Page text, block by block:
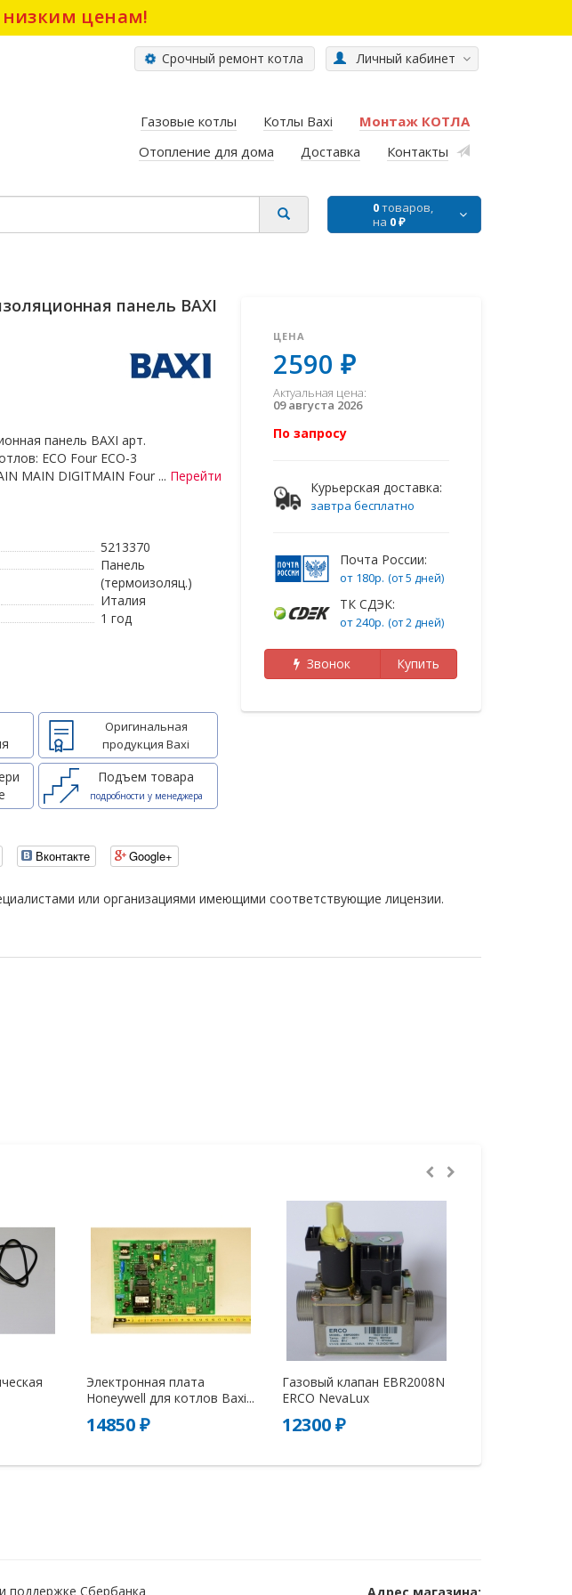
ценам!
Личный кабинет
Срочный ремонт котла
Газовые котлы Котлы Baxi
Монтаж КОТЛА
Отопление для дома
Доставка Контакты
0товаров,
на 0 ₽
панель BAXI
панель BAXI арт.
ECO Four ECO-3
MAIN DIGITMAIN Four ... Перейти
5213370
Панель
(термоизоляц.)
Италия
1 год
Оригинальная
продукция Baxi
Подъем товара
подробности у менеджера
Вконтакте Google+
ЦЕНА
2590 ₽
Актуальная цена:
09 августа 2026
По запросу
Курьерская доставка:
завтра бесплатно
Почта России:
от 180р. (от 5 дней)
ТК СДЭК:
от 240р. (от 2 дней)
Звонок Купить
или организациями имеющими соответствующие лицензии.
Электронная плата
Honeywell для котлов Baxi...
14850 ₽
Газовый клапан EBR2008N
ERCO NevaLux
12300 ₽
поддержке Сбербанка